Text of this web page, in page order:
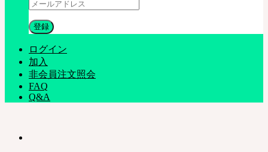
ログイン
加入
非会員注文照会
FAQ
Q&A